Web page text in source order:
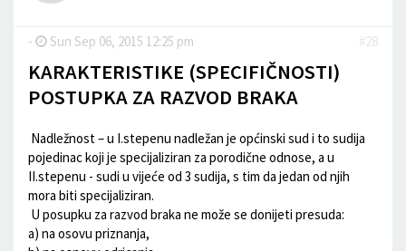
- Sun Sep 06, 2015 12:25 pm #28
KARAKTERISTIKE (SPECIFIČNOSTI)
POSTUPKA ZA RAZVOD BRAKA
­ Nadležnost – u I.stepenu nadležan je općinski sud i to sudija
pojedinac koji je specijaliziran za porodične odnose, a u
II.stepenu - sudi u vijeće od 3 sudija, s tim da jedan od njih
mora biti specijaliziran.
­ U posupku za razvod braka ne može se donijeti presuda:
a) na osovu priznanja,